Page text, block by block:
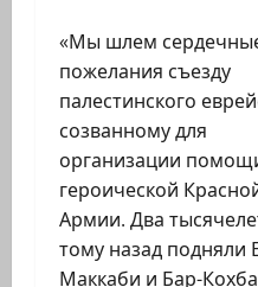
«Мы шлем
пожелания съезду
палестинского
созванному для
организации
героической
Армии. Два
тому назад подняли
Маккаби и Бар-